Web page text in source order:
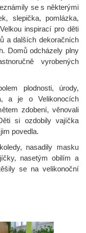
se s některými
slepička, pomlázka,
inspirací pro děti
a dalších dekoračních
Domů odcházely plny
vyrobených
plodnosti, úrody,
a je o Velikonocích
zdobení, věnovali
si ozdobily vajíčka
povedla.
nasadily masku
nasetým obilím a
se na velikonoční